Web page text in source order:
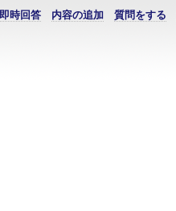
質問をする
内容の追加
即時回答